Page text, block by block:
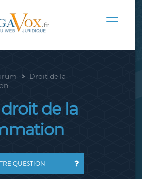
Droit de la
de la
QUESTION